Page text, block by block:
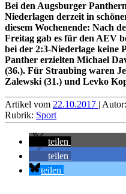
Bei den Augsburger
Niederlagen derzeit in
diesem Wochenende: Nach
Freitag gab es für den AEV
bei der 2:3-Niederlage keine
Panther erzielten Michael
(36.). Für Straubing waren
Zalewski (31.) und Levko
Artikel vom 22.10.2017 |
Rubrik: Sport
teilen
teilen
teilen